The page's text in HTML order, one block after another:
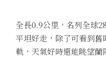
全長0.9公里，名列全球
平坦好走，除了可看到
軌，天氣好時還能眺望蘭